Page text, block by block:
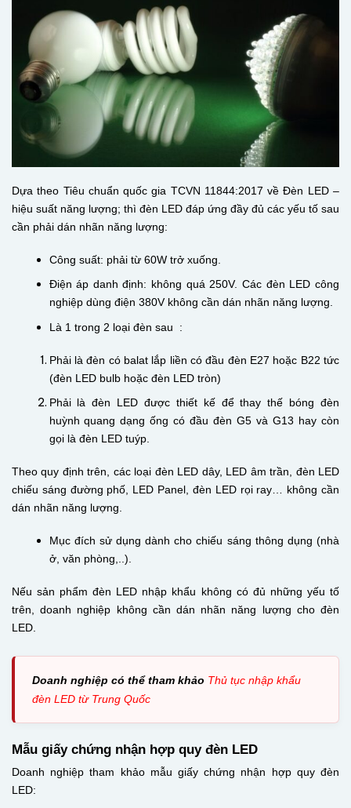
Dựa theo Tiêu chuẩn quốc gia TCVN 11844:2017 về Đèn LED –
hiệu suất năng lượng; thì đèn LED đáp ứng đầy đủ các yếu tố sau
cần phải dán nhãn năng lượng:
Công suất: phải từ 60W trở xuống.
Điện áp danh định: không quá 250V. Các đèn LED công
nghiệp dùng điện 380V không cần dán nhãn năng lượng.
Là 1 trong 2 loại đèn sau :
Phải là đèn có balat lắp liền có đầu đèn E27 hoặc B22 tức
(đèn LED bulb hoặc đèn LED tròn)
Phải là đèn LED được thiết kế để thay thế bóng đèn
huỳnh quang dạng ống có đầu đèn G5 và G13 hay còn
gọi là đèn LED tuýp.
Theo quy định trên, các loại đèn LED dây, LED âm trần, đèn LED
chiếu sáng đường phố, LED Panel, đèn LED rọi ray… không cần
dán nhãn năng lượng.
Mục đích sử dụng dành cho chiếu sáng thông dụng (nhà
ở, văn phòng,..).
Nếu sản phẩm đèn LED nhập khẩu không có đủ những yếu tố
trên, doanh nghiệp không cần dán nhãn năng lượng cho đèn
LED.
Doanh nghiệp có thể tham khảo Thủ tục nhập khẩu
đèn LED từ Trung Quốc
Mẫu giấy chứng nhận hợp quy đèn LED
Doanh nghiệp tham khảo mẫu giấy chứng nhận hợp quy đèn
LED: